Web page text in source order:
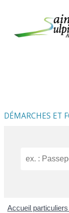
DÉMARCHES ET
Accueil particuliers